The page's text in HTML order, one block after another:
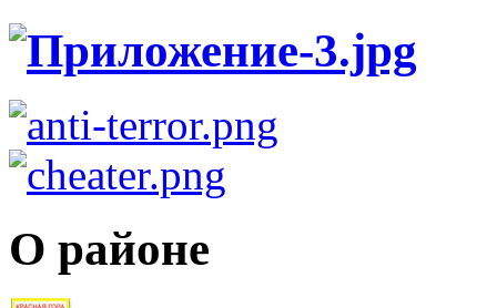
О районе